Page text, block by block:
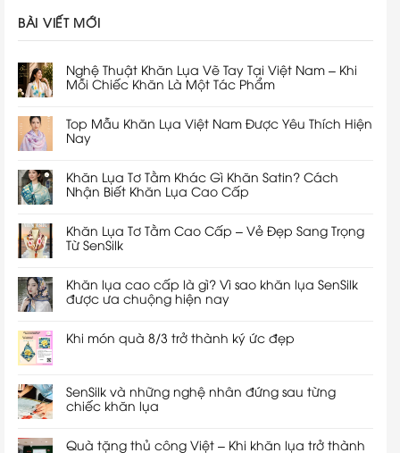
BÀI VIẾT MỚI
Nghệ Thuật Khăn Lụa Vẽ Tay Tại Việt Nam – Khi
Mỗi Chiếc Khăn Là Một Tác Phẩm
Top Mẫu Khăn Lụa Việt Nam Được Yêu Thích Hiện
Nay
Khăn Lụa Tơ Tằm Khác Gì Khăn Satin? Cách
Nhận Biết Khăn Lụa Cao Cấp
Khăn Lụa Tơ Tằm Cao Cấp – Vẻ Đẹp Sang Trọng
Từ SenSilk
Khăn lụa cao cấp là gì? Vì sao khăn lụa SenSilk
được ưa chuộng hiện nay
Khi món quà 8/3 trở thành ký ức đẹp
SenSilk và những nghệ nhân đứng sau từng
chiếc khăn lụa
Quà tặng thủ công Việt – Khi khăn lụa trở thành